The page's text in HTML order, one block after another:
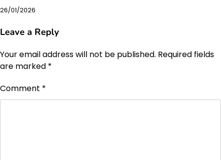
26/01/2026
Leave a Reply
Your email address will not be published. Required fields
are marked *
Comment *